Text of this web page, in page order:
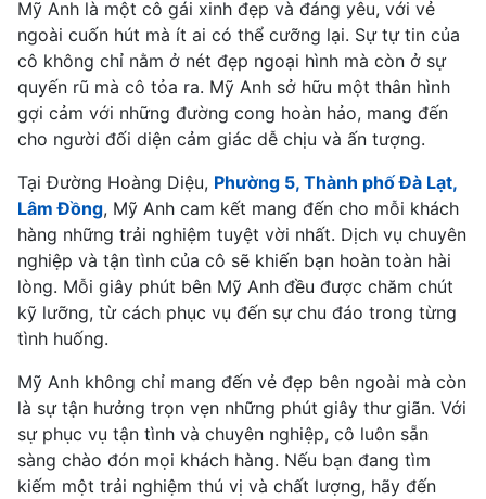
Mỹ Anh là một cô gái xinh đẹp và đáng yêu, với vẻ
ngoài cuốn hút mà ít ai có thể cưỡng lại. Sự tự tin của
cô không chỉ nằm ở nét đẹp ngoại hình mà còn ở sự
quyến rũ mà cô tỏa ra. Mỹ Anh sở hữu một thân hình
gợi cảm với những đường cong hoàn hảo, mang đến
cho người đối diện cảm giác dễ chịu và ấn tượng.
Tại Đường Hoàng Diệu, Phường 5, Thành phố Đà Lạt,
Lâm Đồng, Mỹ Anh cam kết mang đến cho mỗi khách
hàng những trải nghiệm tuyệt vời nhất. Dịch vụ chuyên
nghiệp và tận tình của cô sẽ khiến bạn hoàn toàn hài
lòng. Mỗi giây phút bên Mỹ Anh đều được chăm chút
kỹ lưỡng, từ cách phục vụ đến sự chu đáo trong từng
tình huống.
Mỹ Anh không chỉ mang đến vẻ đẹp bên ngoài mà còn
là sự tận hưởng trọn vẹn những phút giây thư giãn. Với
sự phục vụ tận tình và chuyên nghiệp, cô luôn sẵn
sàng chào đón mọi khách hàng. Nếu bạn đang tìm
kiếm một trải nghiệm thú vị và chất lượng, hãy đến